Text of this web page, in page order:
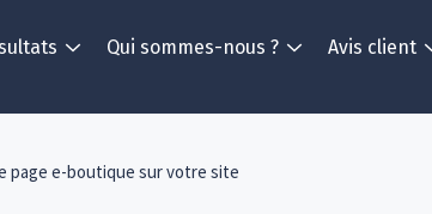
Qui sommes-nous ? Avis client
page e-boutique sur votre site